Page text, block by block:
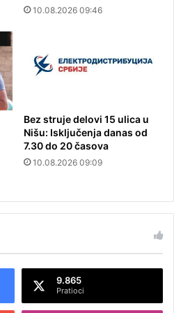
10.08.2026 09:46
Bez struje delovi 15 ulica u
Nišu: Isključenja danas od
7.30 do 20 časova
10.08.2026 09:09
9.865
Pratioci